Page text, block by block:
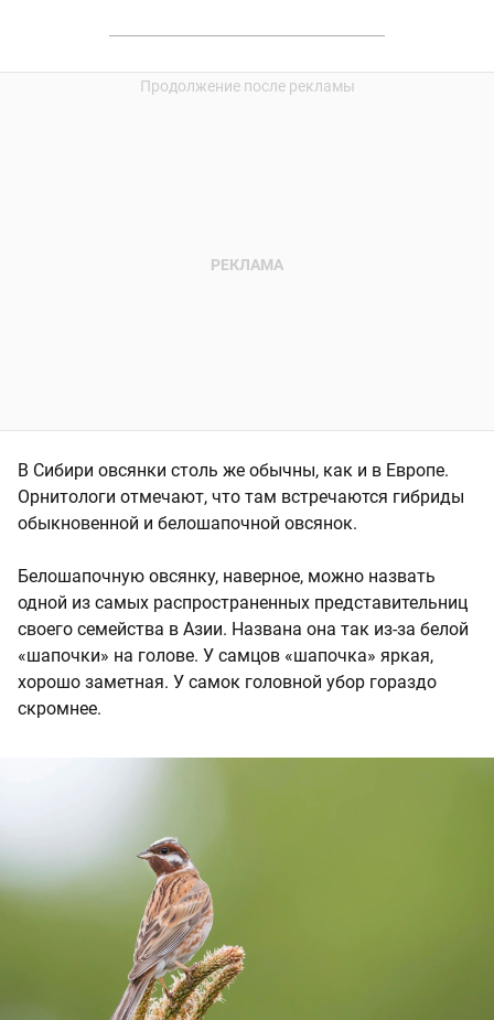
В Сибири овсянки столь же обычны, как и в Европе.
Орнитологи отмечают, что там встречаются гибриды
обыкновенной и белошапочной овсянок.
Белошапочную овсянку, наверное, можно назвать
одной из самых распространенных представительниц
своего семейства в Азии. Названа она так из-за белой
«шапочки» на голове. У самцов «шапочка» яркая,
хорошо заметная. У самок головной убор гораздо
скромнее.